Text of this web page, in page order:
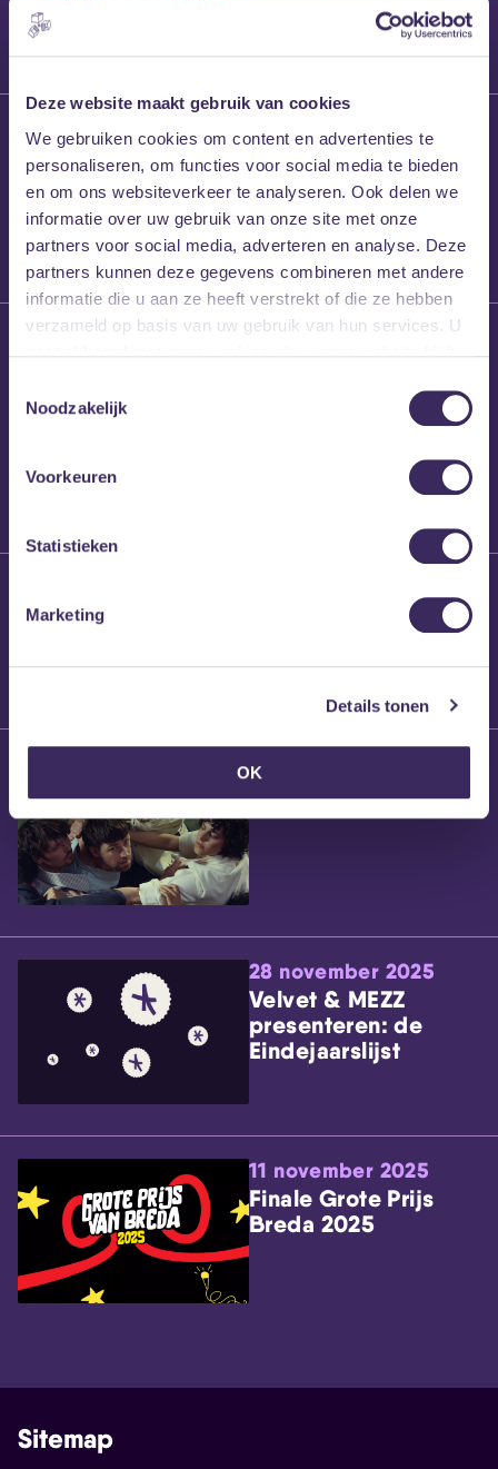
Deze website maakt gebruik van cookies
We gebruiken cookies om content en advertenties te
personaliseren, om functies voor social media te bieden
en om ons websiteverkeer te analyseren. Ook delen we
informatie over uw gebruik van onze site met onze
partners voor social media, adverteren en analyse. Deze
partners kunnen deze gegevens combineren met andere
informatie die u aan ze heeft verstrekt of die ze hebben
verzameld op basis van uw gebruik van hun services. U
Noodzakelijk
Voorkeuren
Statistieken
Marketing
Details tonen
OK
27 maart 2026
Willem’s Blog:
Frans Kalf
26 maart 2026
Brennt Vanneste
24 maart 2026
Willem’s Blog: Ão
28 november 2025
Velvet & MEZZ
presenteren: de
Eindejaarslijst
11 november 2025
Finale Grote Prijs
Breda 2025
Sitemap